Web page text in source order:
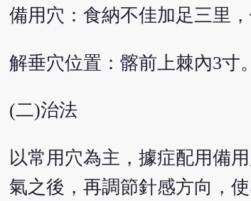
備用穴：食納不佳加足三里
解垂穴位置：髂前上棘內3寸。
(二)治法
以常用穴為主，據症配用備
氣之後，再調節針感方向，